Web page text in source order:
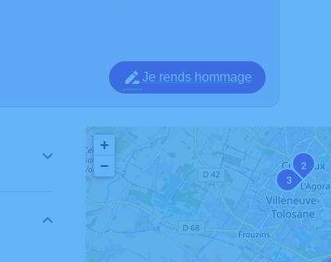
Je rends hommage
2
3
+
−